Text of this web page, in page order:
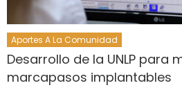
Aportes A La Comunidad
Desarrollo de la UNLP para
marcapasos implantables